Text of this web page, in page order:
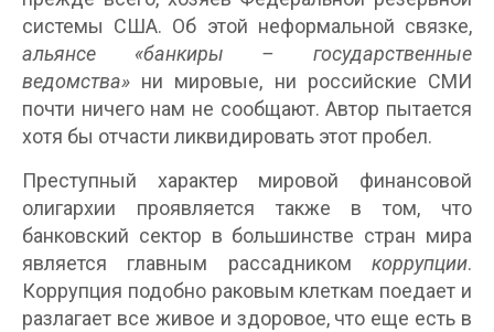
системы США. Об этой неформальной связке,
альянсе «банкиры – государственные
ведомства» ни мировые, ни российские СМИ
почти ничего нам не сообщают. Автор пытается
хотя бы отчасти ликвидировать этот пробел.
Преступный характер мировой финансовой
олигархии проявляется также в том, что
банковский сектор в большинстве стран мира
является главным рассадником коррупции.
Коррупция подобно раковым клеткам поедает и
разлагает все живое и здоровое, что еще есть в